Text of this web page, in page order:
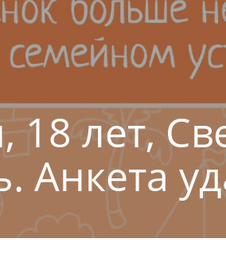
18 лет,
Анкета